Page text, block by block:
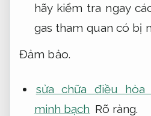
hãy kiểm tra ngay
gas tham quan có bị
Đảm bảo.
sửa chữa điều
minh bạch Rõ ràng.